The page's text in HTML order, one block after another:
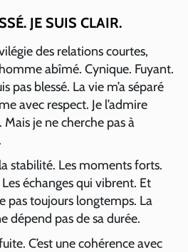
JE SUIS CLAIR.
des relations courtes,
abîmé. Cynique. Fuyant.
pas blessé. La vie m’a séparé
avec respect. Je l’admire
je ne cherche pas à
stabilité. Les moments forts.
échanges qui vibrent. Et
pas toujours longtemps. La
dépend pas de sa durée.
C’est une cohérence avec